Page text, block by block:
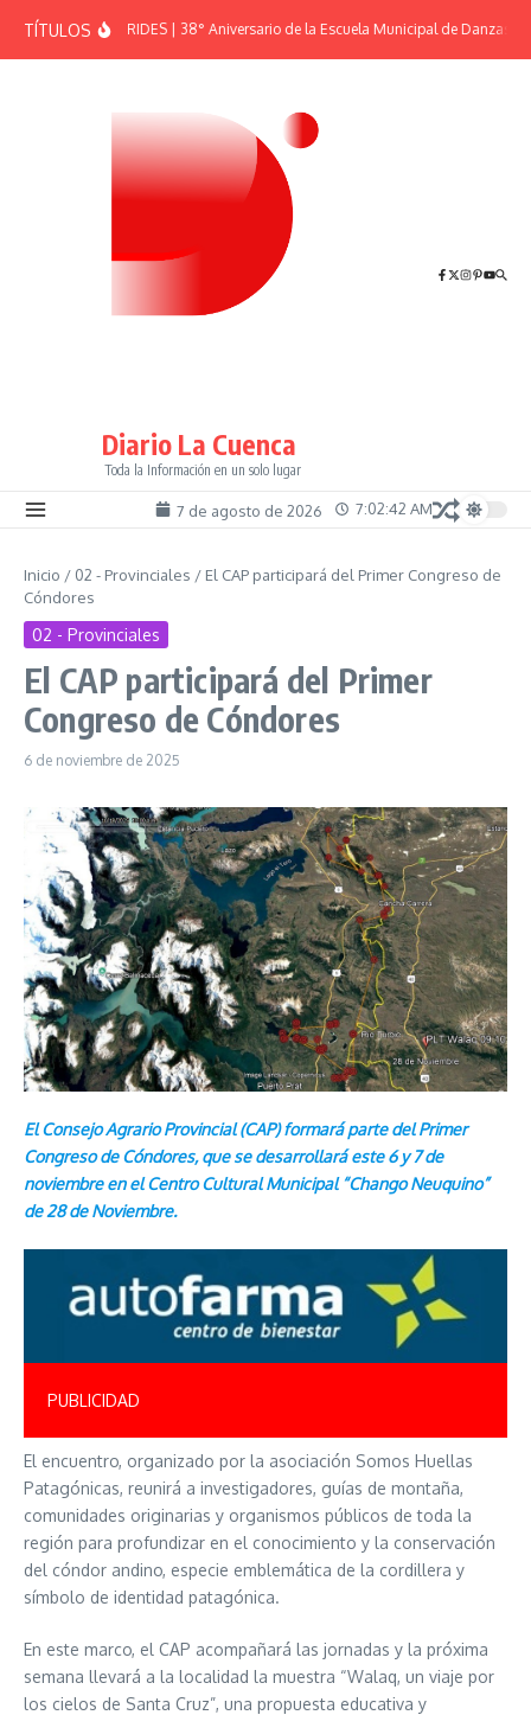
TÍTULOSEFEMÉRIDES | 38° Aniversario de la Escuela Municipal de Danzas “El
Diario La Cuenca
Toda la Información en un solo lugar
7 de agosto de 2026 7:02:43 AM
Inicio / 02 - Provinciales / El CAP participará del Primer Congreso de
Cóndores
02 - Provinciales
El CAP participará del Primer
Congreso de Cóndores
6 de noviembre de 2025
El Consejo Agrario Provincial (CAP) formará parte del Primer
Congreso de Cóndores, que se desarrollará este 6 y 7 de
noviembre en el Centro Cultural Municipal “Chango Neuquino”
de 28 de Noviembre.
PUBLICIDAD
El encuentro, organizado por la asociación Somos Huellas
Patagónicas, reunirá a investigadores, guías de montaña,
comunidades originarias y organismos públicos de toda la
región para profundizar en el conocimiento y la conservación
del cóndor andino, especie emblemática de la cordillera y
símbolo de identidad patagónica.
En este marco, el CAP acompañará las jornadas y la próxima
semana llevará a la localidad la muestra “Walaq, un viaje por
los cielos de Santa Cruz”, una propuesta educativa y